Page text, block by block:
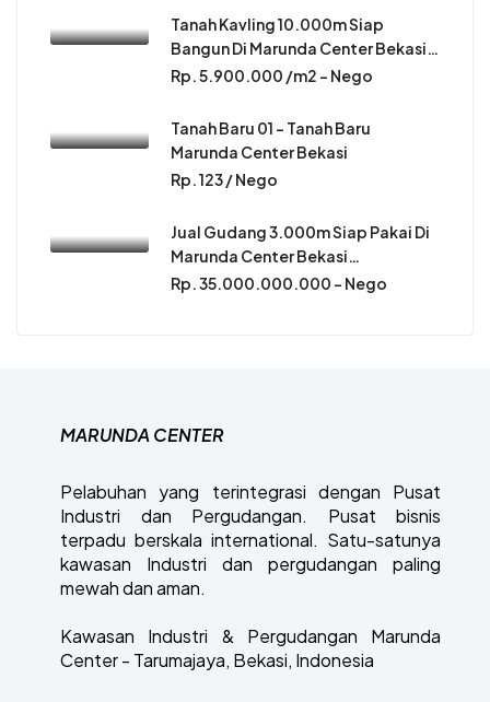
Tanah Kavling 10.000m Siap
Bangun Di Marunda Center Bekasi…
Rp. 5.900.000 /m2 - Nego
Tanah Baru 01 – Tanah Baru
Marunda Center Bekasi
Rp. 123 / Nego
Jual Gudang 3.000m Siap Pakai Di
Marunda Center Bekasi…
Rp. 35.000.000.000 - Nego
MARUNDA CENTER
Pelabuhan yang terintegrasi dengan Pusat
Industri dan Pergudangan. Pusat bisnis
terpadu berskala international. Satu-satunya
kawasan Industri dan pergudangan paling
mewah dan aman.
Kawasan Industri & Pergudangan Marunda
Center - Tarumajaya, Bekasi, Indonesia